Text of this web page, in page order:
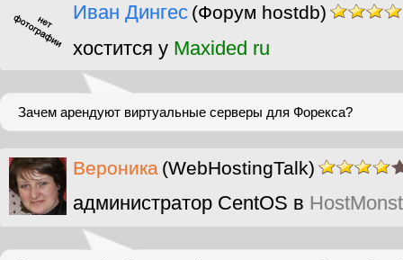
Иван Дингес (Форум hostdb)
хостится у Maxided ru
Зачем арендуют виртуальные серверы для Форекса?
Вероника (WebHostingTalk)
администратор CentOS в